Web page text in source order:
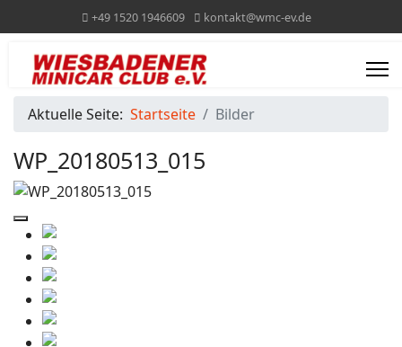
+49 1520 1946609 kontakt@wmc-ev.de
Aktuelle Seite: Startseite Bilder
WP_20180513_015